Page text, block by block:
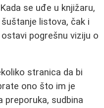
se uđe u knjižaru,
listova, čak i
pogrešnu viziju o
stranica da bi
ono što im je
preporuka, sudbina